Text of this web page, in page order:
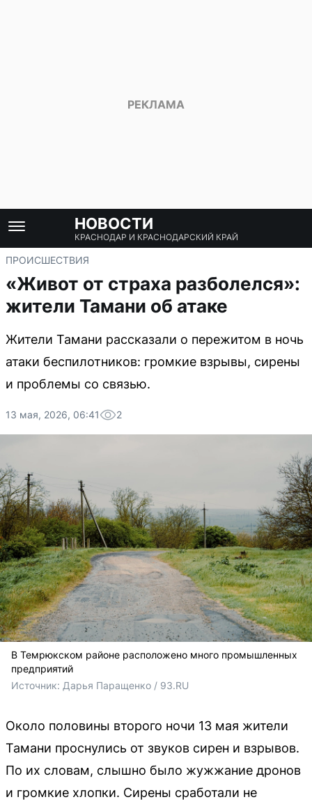
НОВОСТИ
КРАСНОДАР И КРАСНОДАРСКИЙ КРАЙ
ПРОИСШЕСТВИЯ
«Живот от страха разболелся»:
жители Тамани об атаке
Жители Тамани рассказали о пережитом в ночь
атаки беспилотников: громкие взрывы, сирены
и проблемы со связью.
13 мая, 2026, 06:41 2
В Темрюкском районе расположено много промышленных
предприятий
Источник: Дарья Паращенко / 93.RU
Около половины второго ночи 13 мая жители
Тамани проснулись от звуков сирен и взрывов.
По их словам, слышно было жужжание дронов
и громкие хлопки. Сирены сработали не